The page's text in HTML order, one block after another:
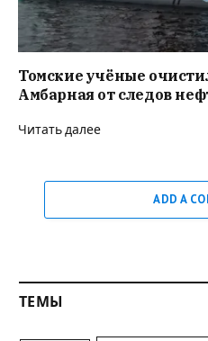
Томские учёные
Амбарная от следов
Читать далее
ADD A
ТЕМЫ